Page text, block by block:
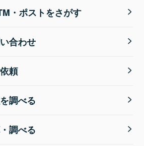
・ポストをさがす
合わせ
頼
調べる
調べる